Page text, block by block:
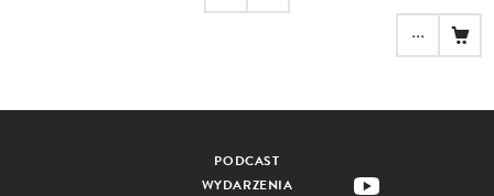
...
PODCAST
WYDARZENIA